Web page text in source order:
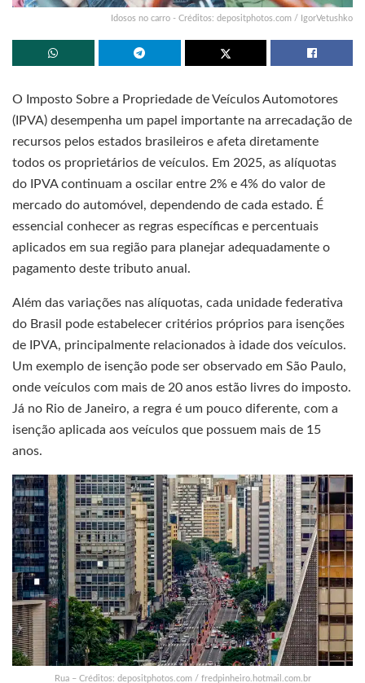
Idosos no carro - Créditos: depositphotos.com / IgorVetushko
O Imposto Sobre a Propriedade de Veículos Automotores
(IPVA) desempenha um papel importante na arrecadação de
recursos pelos estados brasileiros e afeta diretamente
todos os proprietários de veículos. Em 2025, as alíquotas
do IPVA continuam a oscilar entre 2% e 4% do valor de
mercado do automóvel, dependendo de cada estado. É
essencial conhecer as regras específicas e percentuais
aplicados em sua região para planejar adequadamente o
pagamento deste tributo anual.
Além das variações nas alíquotas, cada unidade federativa
do Brasil pode estabelecer critérios próprios para isenções
de IPVA, principalmente relacionados à idade dos veículos.
Um exemplo de isenção pode ser observado em São Paulo,
onde veículos com mais de 20 anos estão livres do imposto.
Já no Rio de Janeiro, a regra é um pouco diferente, com a
isenção aplicada aos veículos que possuem mais de 15
anos.
Rua – Créditos: depositphotos.com / fredpinheiro.hotmail.com.br